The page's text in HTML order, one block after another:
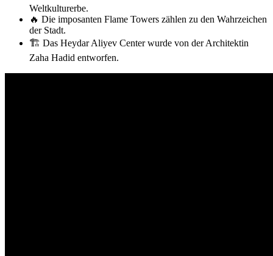
Weltkulturerbe.
🔥 Die imposanten Flame Towers zählen zu den Wahrzeichen
der Stadt.
🏗️ Das Heydar Aliyev Center wurde von der Architektin
Zaha Hadid entworfen.